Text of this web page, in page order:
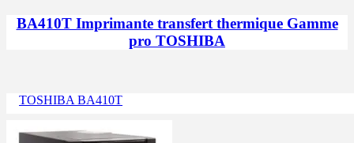
BA410T Imprimante transfert thermique Gamme
pro TOSHIBA
TOSHIBA BA410T